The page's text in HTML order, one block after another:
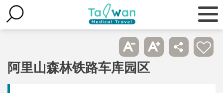
阿里山森林铁路车库园区